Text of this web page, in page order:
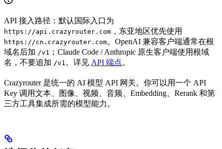
API 接入路径：默认国际入口为
https://api.crazyrouter.com ，东亚地区优先使用
https://cn.crazyrouter.com。OpenAI 兼容客户端通常在根
域名后加 /v1
；Claude Code / Anthropic 原生客户端使用根域
名，不要追加 /v1 。详见 API 端点。
Crazyrouter 是统一的 AI 模型 API 网关。你可以用一个 API
Key 调用文本、图像、视频、音频、Embedding、Rerank 和第
三方工具集成所需的模型能力。